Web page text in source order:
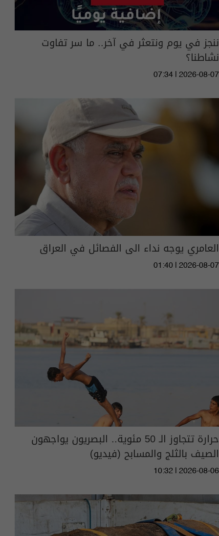
ننجز في يوم ونتعثر في آخر.. ما سر تفاوت
نشاطنا؟
07:34 | 2026-08-07
العامري يوجه نداء الى الفصائل في العراق
01:40 | 2026-08-07
حرارة تتجاوز الـ 50 مئوية.. البصريون يواجهون
الصيف بالثلج والمسابح (فيديو)
10:32 | 2026-08-06